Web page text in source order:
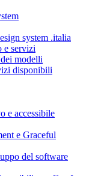
system .italia
e servizi
modelli
disponibili
e accessibile
e Graceful
del software